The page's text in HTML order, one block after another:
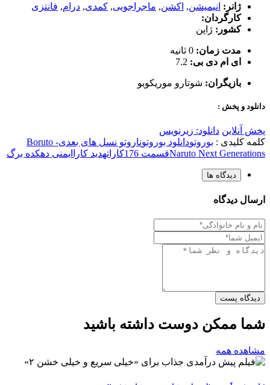
ژانر: انیمیشن, اکشن, ماجراجویی, کمدی, درام, فانتزی
کارگردان:
کشور: ژاپن
مدت زمان: 0 ثانیه
ای ام دی بی: 7.2
بازیگران: شوتارو موریکوبو
دانلود و پخش :
پخش آنلاین دانلود: زیرنویس
کلمه کلیدی : بوروتودانلود بوروتوناروتو نسل های بعدیBoruto -
Naruto Next Generationsقسمت 176 کارا تهدید کارا ایمنی دهکده برگ
دیدگاه ها
ارسال دیدگاه
دیدگاه پست
شما ممکن دوست داشته باشید
مشاهده همه